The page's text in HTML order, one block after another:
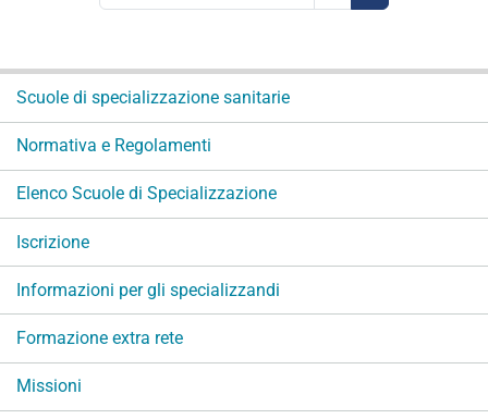
a
i
n
Scuole di specializzazione sanitarie
Normativa e Regolamenti
Elenco Scuole di Specializzazione
Iscrizione
Informazioni per gli specializzandi
Formazione extra rete
Missioni